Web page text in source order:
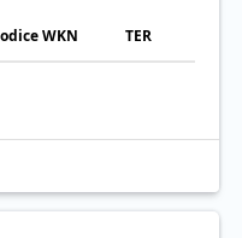
WKN TER